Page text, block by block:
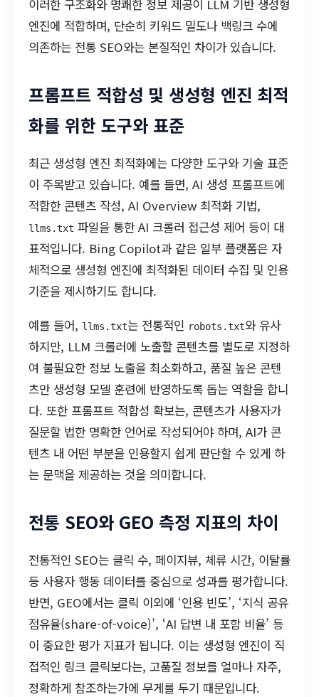
이러한 구조화와 명쾌한 정보 제공이 LLM 기반 생성형
엔진에 적합하며, 단순히 키워드 밀도나 백링크 수에
의존하는 전통 SEO와는 본질적인 차이가 있습니다.
프롬프트 적합성 및 생성형 엔진 최적
화를 위한 도구와 표준
최근 생성형 엔진 최적화에는 다양한 도구와 기술 표준
이 주목받고 있습니다. 예를 들면, AI 생성 프롬프트에
적합한 콘텐츠 작성, AI Overview 최적화 기법,
llms.txt 파일을 통한 AI 크롤러 접근성 제어 등이 대
표적입니다. Bing Copilot과 같은 일부 플랫폼은 자
체적으로 생성형 엔진에 최적화된 데이터 수집 및 인용
기준을 제시하기도 합니다.
예를 들어, llms.txt는 전통적인 robots.txt와 유사
하지만, LLM 크롤러에 노출할 콘텐츠를 별도로 지정하
여 불필요한 정보 노출을 최소화하고, 품질 높은 콘텐
츠만 생성형 모델 훈련에 반영하도록 돕는 역할을 합니
다. 또한 프롬프트 적합성 확보는, 콘텐츠가 사용자가
질문할 법한 명확한 언어로 작성되어야 하며, AI가 콘
텐츠 내 어떤 부분을 인용할지 쉽게 판단할 수 있게 하
는 문맥을 제공하는 것을 의미합니다.
전통 SEO와 GEO 측정 지표의 차이
전통적인 SEO는 클릭 수, 페이지뷰, 체류 시간, 이탈률
등 사용자 행동 데이터를 중심으로 성과를 평가합니다.
반면, GEO에서는 클릭 이외에 ‘인용 빈도’, ‘지식 공유
점유율(share-of-voice)’, ‘AI 답변 내 포함 비율’ 등
이 중요한 평가 지표가 됩니다. 이는 생성형 엔진이 직
접적인 링크 클릭보다는, 고품질 정보를 얼마나 자주,
정확하게 참조하는가에 무게를 두기 때문입니다.